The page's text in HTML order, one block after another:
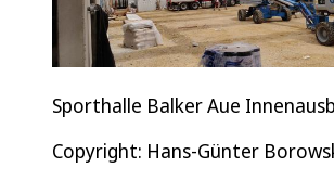
Sporthalle Balker Aue
Copyright: Hans-Günter